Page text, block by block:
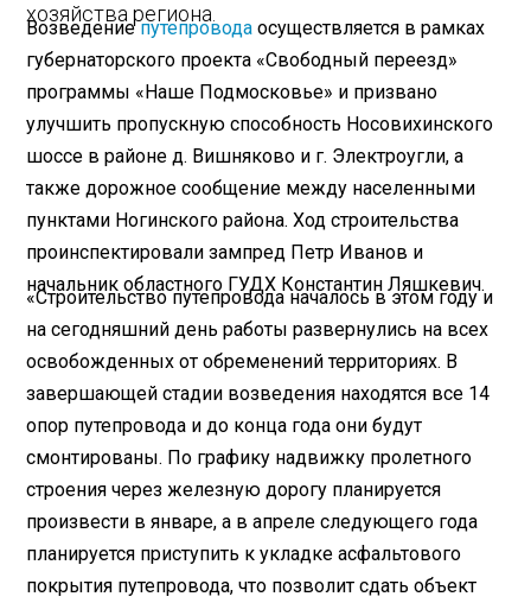
хозяйства региона.
Возведениепутепровода осуществляется в рамках
губернаторского проекта «Свободный переезд»
программы «Наше Подмосковье» и призвано
улучшить пропускную способность Носовихинского
шоссе в районе д. Вишняково и г. Электроугли, а
также дорожное сообщение между населенными
пунктами Ногинского района. Ход строительства
проинспектировали зампред Петр Иванов и
начальник областного ГУДХ Константин Ляшкевич.
«Строительство путепровода началось в этом году и
на сегодняшний день работы развернулись на всех
освобожденных от обременений территориях. В
завершающей стадии возведения находятся все 14
опор путепровода и до конца года они будут
смонтированы. По графику надвижку пролетного
строения через железную дорогу планируется
произвести в январе, а в апреле следующего года
планируется приступить к укладке асфальтового
покрытия путепровода, что позволит сдать объект